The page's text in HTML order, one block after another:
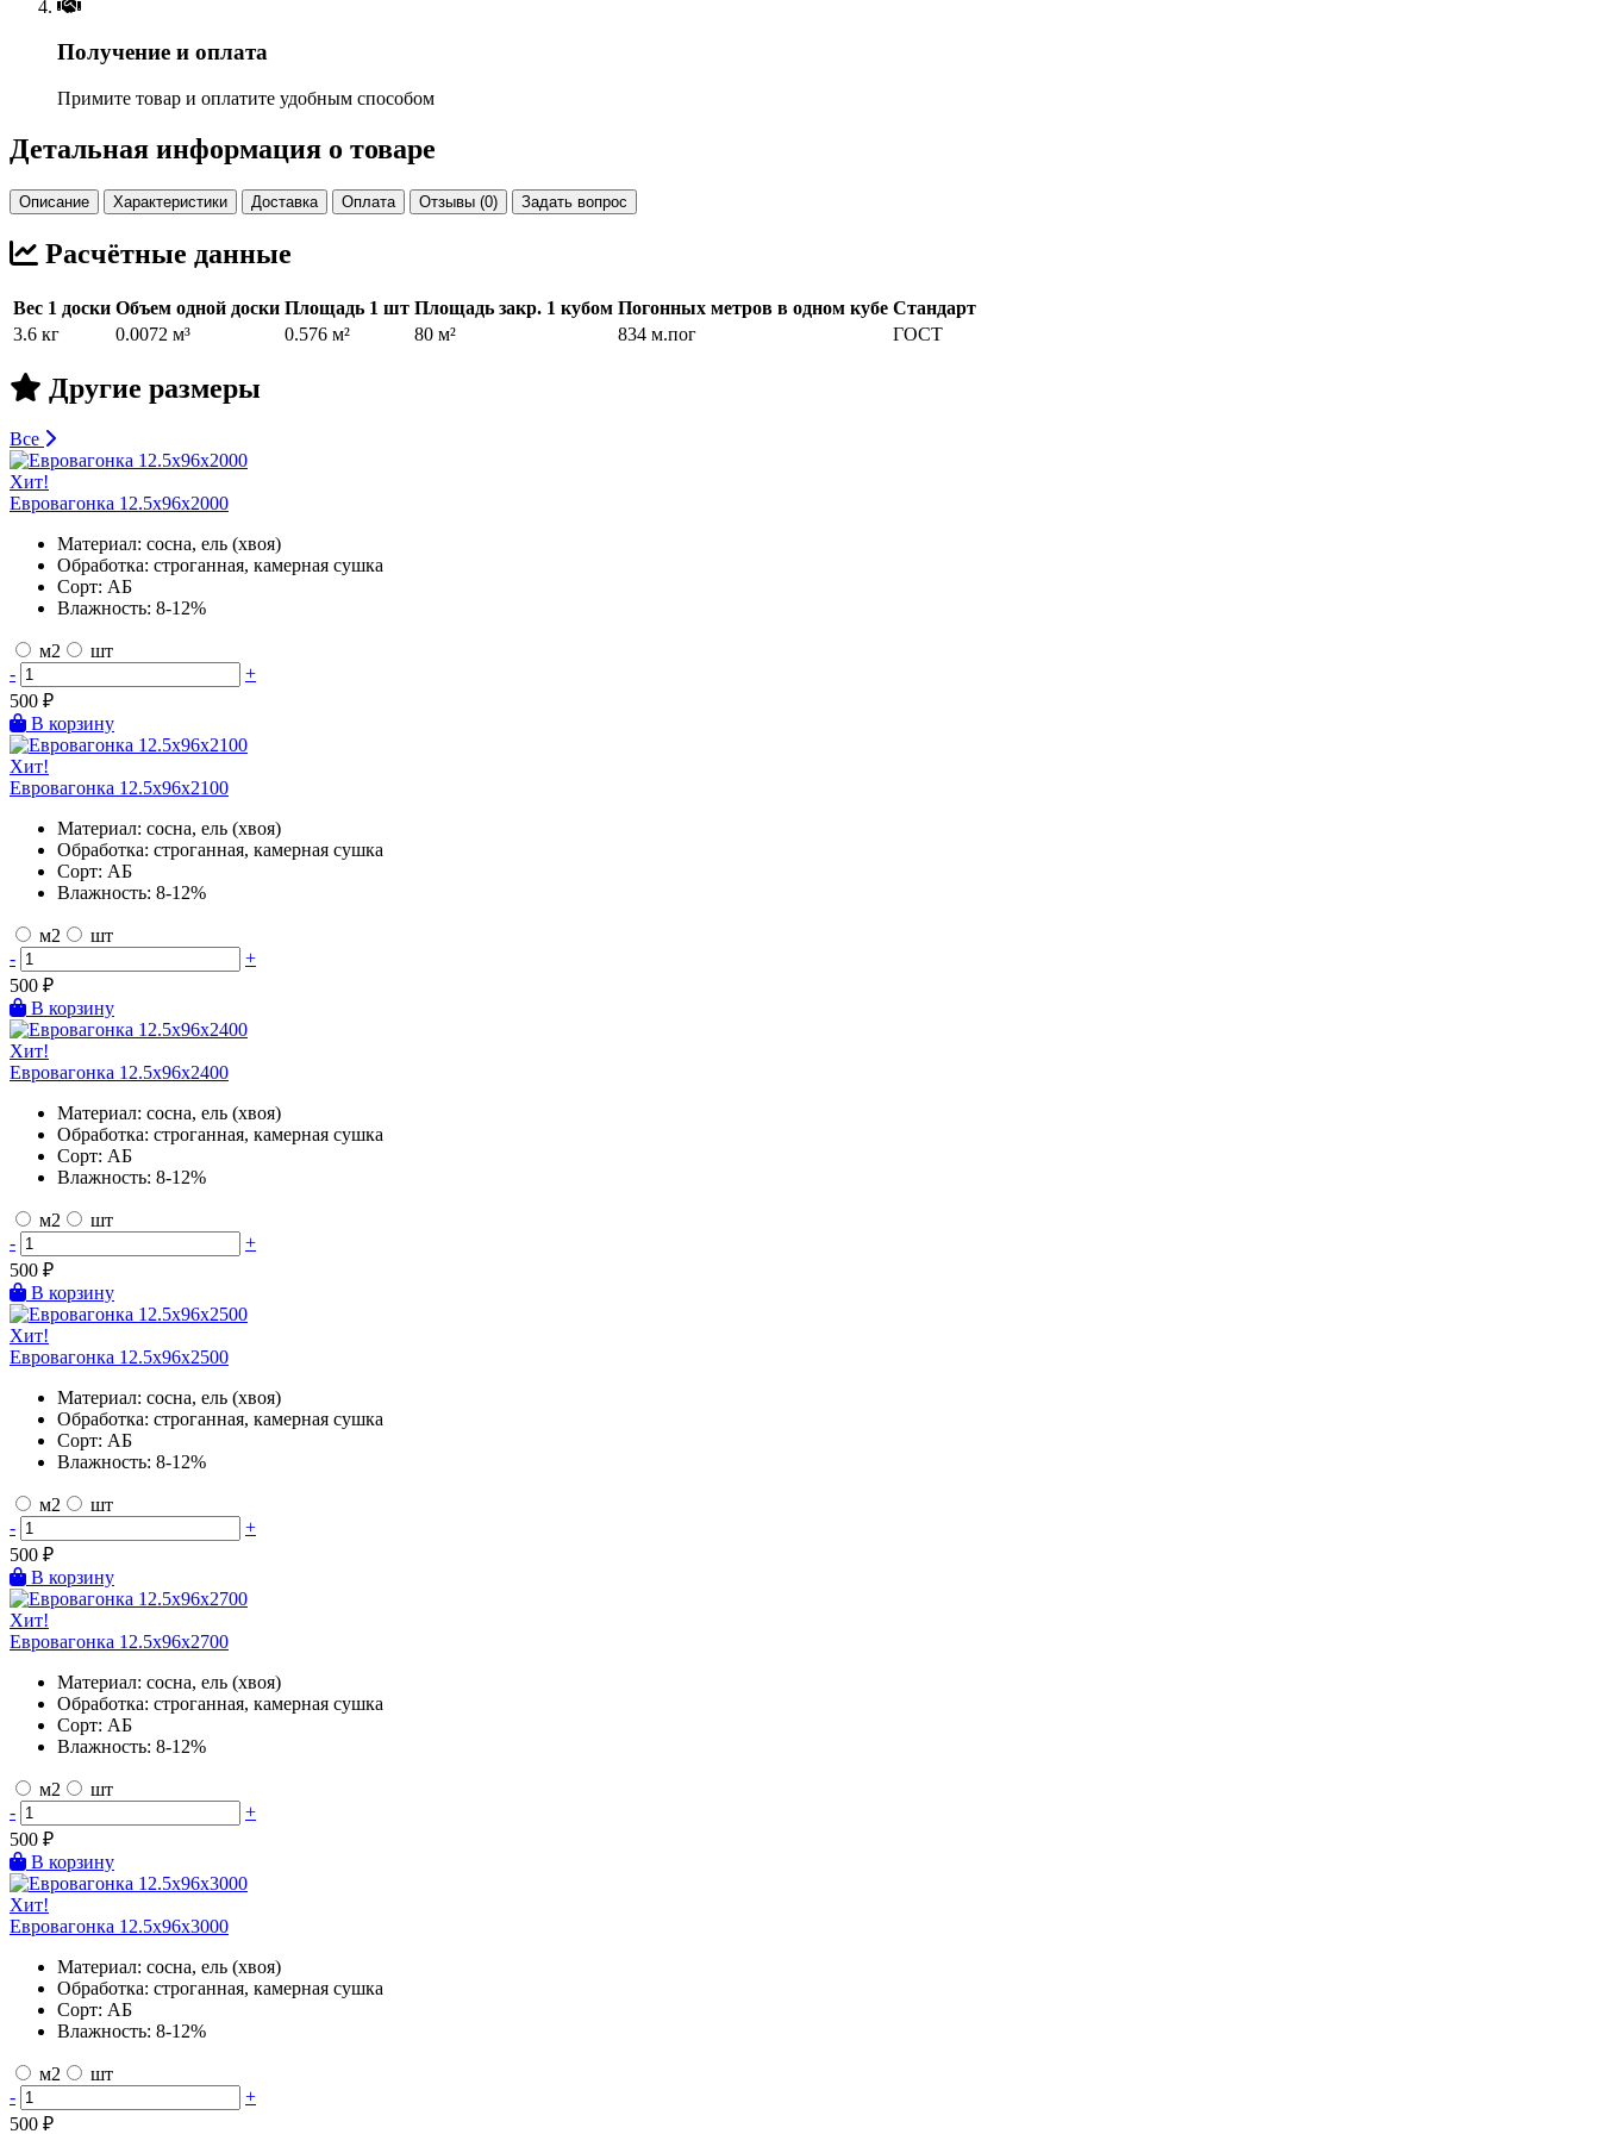
Получение и оплата
Примите товар и оплатите удобным способом
Детальная информация о товаре
Описание Характеристики Доставка Оплата Отзывы (0) Задать вопрос
Расчётные данные
Вес 1 доски Объем одной доски Площадь 1 шт Площадь закр. 1 кубом Погонных метров в одном кубе Стандарт
3.6 кг
0.0072 м³ 0.576 м² 80 м² 834 м.пог ГОСТ
Другие размеры
Все
Хит!
Евровагонка 12.5х96х2000
Материал: сосна, ель (хвоя)
Обработка: строганная, камерная сушка
Сорт: АБ
Влажность: 8-12%
м2
шт
-
+
500 ₽
В корзину
Хит!
Евровагонка 12.5х96х2100
Материал: сосна, ель (хвоя)
Обработка: строганная, камерная сушка
Сорт: АБ
Влажность: 8-12%
м2
шт
-
+
500 ₽
В корзину
Хит!
Евровагонка 12.5х96х2400
Материал: сосна, ель (хвоя)
Обработка: строганная, камерная сушка
Сорт: АБ
Влажность: 8-12%
м2
шт
-
+
500 ₽
В корзину
Хит!
Евровагонка 12.5х96х2500
Материал: сосна, ель (хвоя)
Обработка: строганная, камерная сушка
Сорт: АБ
Влажность: 8-12%
м2
шт
-
+
500 ₽
В корзину
Хит!
Евровагонка 12.5х96х2700
Материал: сосна, ель (хвоя)
Обработка: строганная, камерная сушка
Сорт: АБ
Влажность: 8-12%
м2
шт
-
+
500 ₽
В корзину
Хит!
Евровагонка 12.5х96х3000
Материал: сосна, ель (хвоя)
Обработка: строганная, камерная сушка
Сорт: АБ
Влажность: 8-12%
м2
шт
-
+
500 ₽